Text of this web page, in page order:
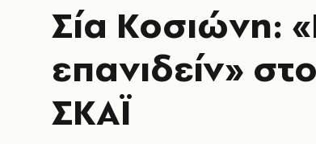
Σία Κοσιώνη:
επανιδείν»
ΣΚΑΪ